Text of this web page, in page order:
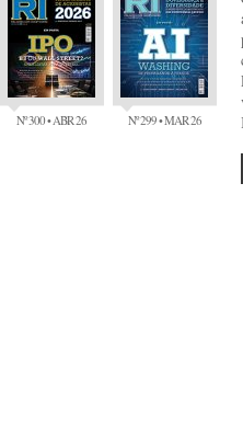
Nº 300 • ABR 26 Nº 299 • MAR 26